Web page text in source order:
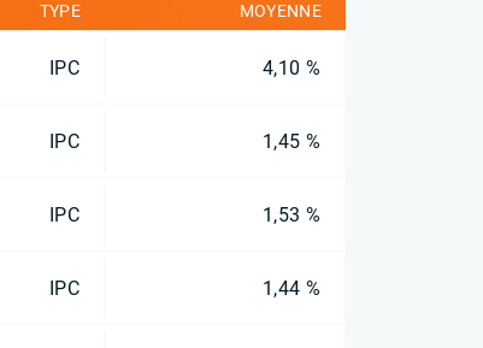
TYPE MOYENNE
IPC 4,10 %
IPC 1,45 %
IPC 1,53 %
IPC 1,44 %